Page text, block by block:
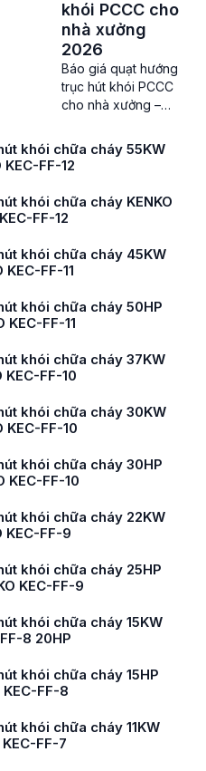
loại quạt hút khói khá
phổ biến ở các nhà
xưởng hiện nay. Thiết
bị này không chỉ giúp
xử lý khói và khí độc
trong các tình huống
khẩn cấp mà còn
khói PCCC cho
nhà xưởng
2026
Báo giá quạt hướng
trục hút khói PCCC
cho nhà xưởng –
khói PCCC là một
trong những dòng
được tin dùng ở rất
nhiều nhà xưởng hiện
hướng trục hút khói
PCCC cho nhà xưởng
hút khói PCCC […]
khói chữa cháy 55KW
KEC-FF-12
khói chữa cháy KENKO
FF-12
khói chữa cháy 45KW
KEC-FF-11
khói chữa cháy 50HP
KEC-FF-11
khói chữa cháy 37KW
KEC-FF-10
khói chữa cháy 30KW
KEC-FF-10
khói chữa cháy 30HP
KEC-FF-10
khói chữa cháy 22KW
KEC-FF-9
khói chữa cháy 25HP
KEC-FF-9
khói chữa cháy 15KW
8 20HP
khói chữa cháy 15HP
KEC-FF-8
khói chữa cháy 11KW
KEC-FF-7